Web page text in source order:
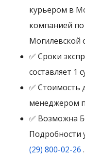
курьером в
компанией
Могилевской
✅ Сроки
составляет 1
✅ Стоимость
менеджером
✅ Возможна
Подробности
(29) 800-02-26 .